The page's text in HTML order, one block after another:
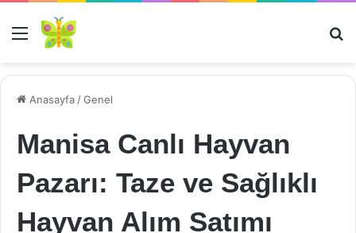
Menü
Anasayfa /Genel
Manisa Canlı Hayvan
Pazarı: Taze ve Sağlıklı
Hayvan Alım Satımı